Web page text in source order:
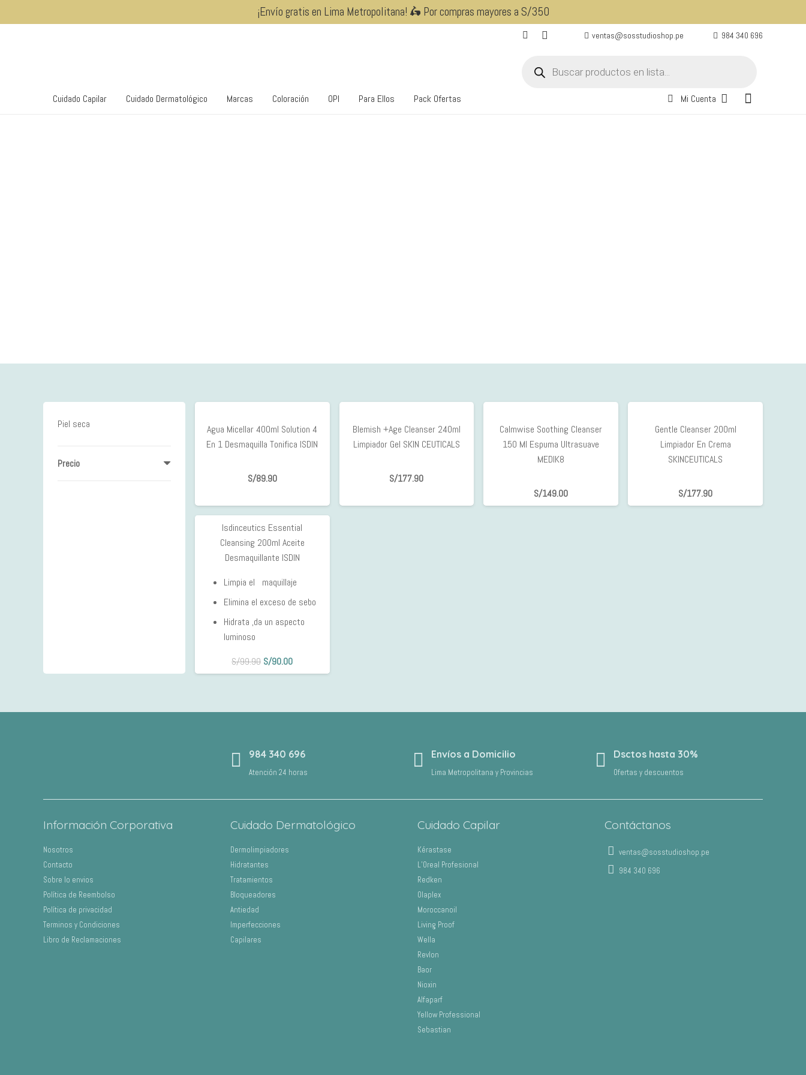
¡Envío gratis en Lima Metropolitana! 🛵 Por compras mayores a S/350
ventas@sosstudioshop.pe 984 340 696
productos
Cuidado Capilar
Cuidado Dermatológico Marcas Coloración OPI Para Ellos Pack Ofertas Mi Cuenta
Piel seca
Precio
Agua Micellar 400ml Solution 4
En 1 Desmaquilla Tonifica ISDIN
S/89.90
Blemish +Age Cleanser 240ml
Limpiador Gel SKIN CEUTICALS
S/177.90
Calmwise Soothing Cleanser
150 Ml Espuma Ultrasuave
MEDIK8
S/149.00
Gentle Cleanser 200ml
Limpiador En Crema
SKINCEUTICALS
S/177.90
OFF
10%
Isdinceutics Essential
Cleansing 200ml Aceite
Desmaquillante ISDIN
Limpia el maquillaje
Elimina el exceso de sebo
Hidrata ,da un aspecto
luminoso
S/99.90 El
precio
S/90.00El
precio
984 340 696
Atención 24 horas
Envíos a Domicilio
Lima Metropolitana y Provincias
Dsctos hasta 30%
Ofertas y descuentos
Información Corporativa
Nosotros
Contacto
Sobre lo envios
Política de Reembolso
Política de privacidad
Terminos y Condiciones
Libro de Reclamaciones
Cuidado Dermatológico
Dermolimpiadores
Hidratantes
Tratamientos
Bloqueadores
Antiedad
Imperfecciones
Capilares
Cuidado Capilar
Kérastase
L’Oreal Profesional
Redken
Olaplex
Moroccanoil
Living Proof
Wella
Revlon
Baor
Nioxin
Alfaparf
Yellow Professional
Sebastian
Contáctanos
ventas@sosstudioshop.pe
984 340 696